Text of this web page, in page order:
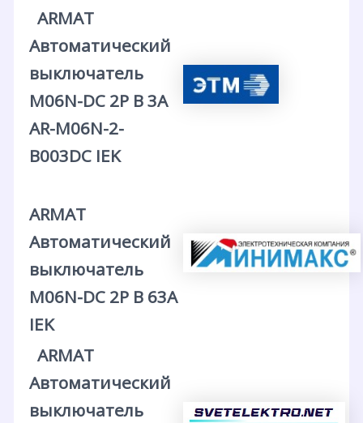
ARMAT
Автоматический
выключатель
M06N-DC 2P B 3А
AR-M06N-2-
B003DC IEK
ARMAT
Автоматический
выключатель
M06N-DC 2P B 63А
IEK
ARMAT
Автоматический
выключатель